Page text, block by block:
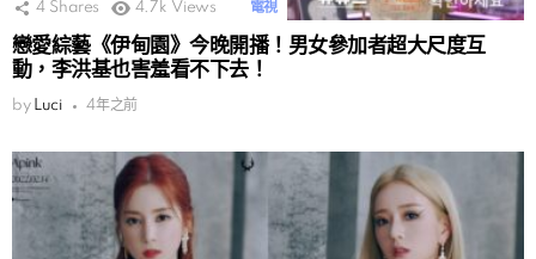
4 Shares 4.7k Views 電視
戀愛綜藝《伊甸園》今晚開播！男女參加者超大尺度互
動，李洪基也害羞看不下去！
by Luci 4年之前